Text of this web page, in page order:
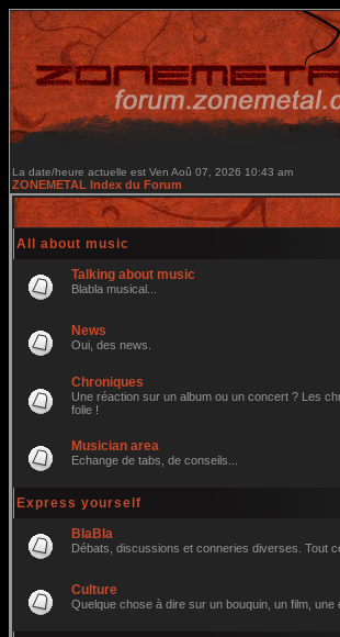
La date/heure actuelle est Ven Aoû 07, 2026 10:43 am
ZONEMETAL Index du Forum
All about music
Talking about music
Blabla musical...
News
Oui, des news.
Chroniques
Une réaction sur un album ou un concert ? Les
folie !
Musician area
Echange de tabs, de conseils...
Express yourself
BlaBla
Débats, discussions et conneries diverses. Tout
Culture
Quelque chose à dire sur un bouquin, un film,